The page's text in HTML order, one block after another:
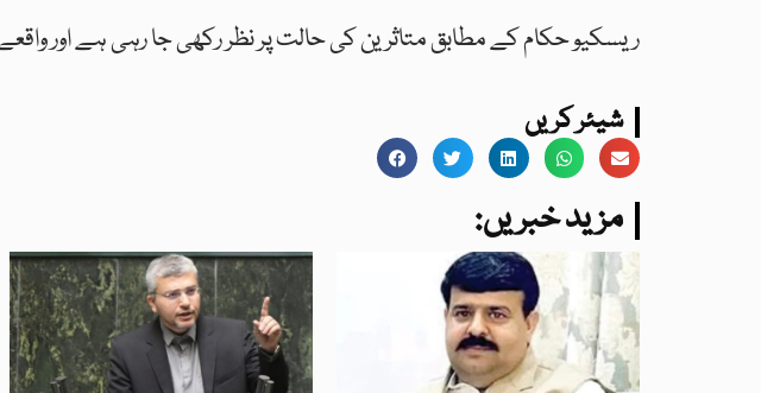
ریسکیو حکام کے مطابق متاثرین کی حالت پر نظر رکھی جا رہی ہے اور
شیئر کریں
:مزید خبریں